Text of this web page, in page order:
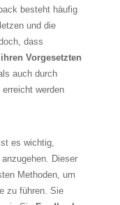
besteht häufig
und die
dass
Vorgesetzten
auch durch
werden
es wichtig,
Dieser
Methoden, um
zu führen. Sie